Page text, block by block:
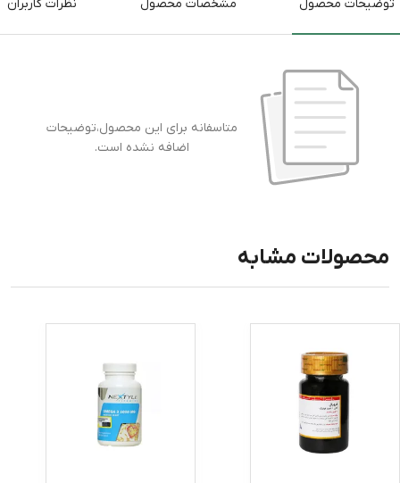
توضیحات محصول مشخصات محصول نظرات کاربران
متاسفانه برای این محصول،توضیحات
اضافه نشده است.
محصولات مشابه